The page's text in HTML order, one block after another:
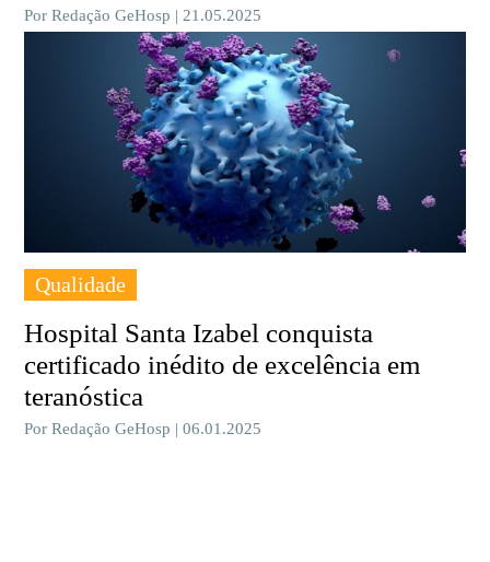
Por Redação GeHosp | 21.05.2025
Qualidade
Hospital Santa Izabel conquista
certificado inédito de excelência em
teranóstica
Por Redação GeHosp | 06.01.2025